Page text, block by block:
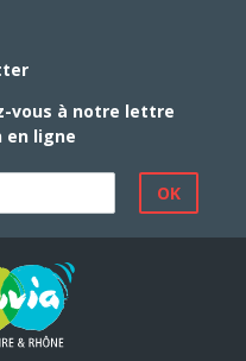
vous à notre lettre
ligne